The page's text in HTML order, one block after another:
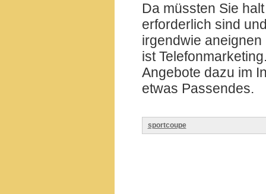
Da müssten Sie
erforderlich sind
irgendwie
ist
Angebote dazu im
etwas Passendes.
sportcoupe